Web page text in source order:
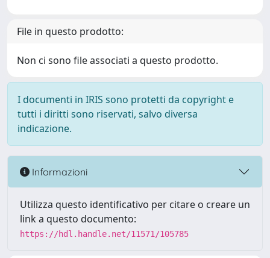
File in questo prodotto:
Non ci sono file associati a questo prodotto.
I documenti in IRIS sono protetti da copyright e
tutti i diritti sono riservati, salvo diversa
indicazione.
Informazioni
Utilizza questo identificativo per citare o creare un
link a questo documento:
https://hdl.handle.net/11571/105785